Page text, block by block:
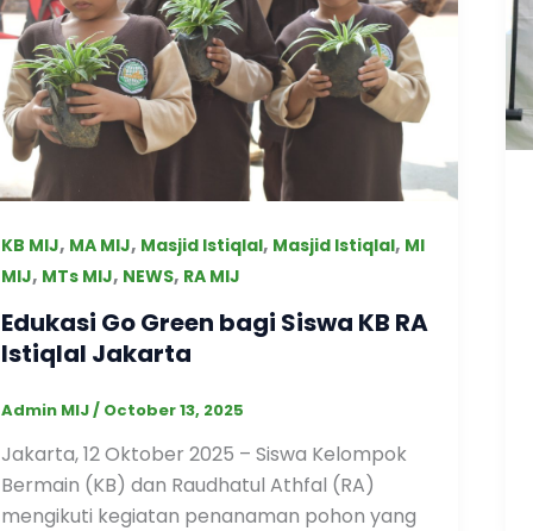
KB MIJ, MA MIJ, Masjid Istiqlal, Masjid Istiqlal, MI
MIJ, MTs MIJ, NEWS, RA MIJ
Edukasi Go Green bagi Siswa KB RA
Istiqlal Jakarta
Admin MIJ/ October 13, 2025
Jakarta, 12 Oktober 2025 – Siswa Kelompok
Bermain (KB) dan Raudhatul Athfal (RA)
mengikuti kegiatan penanaman pohon yang